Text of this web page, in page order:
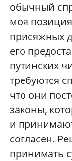
обычный
моя позиция
присяжных
его
путинских
требуются
что они
законы,
и
согласен.
принимать